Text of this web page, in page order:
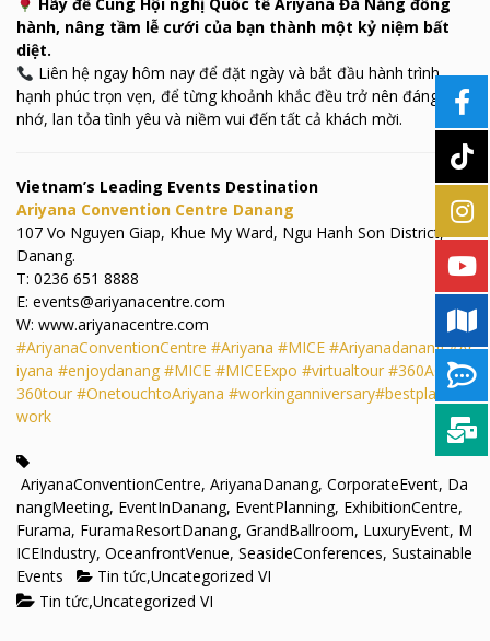
hành, nâng tầm lễ cưới của bạn thành một kỷ niệm bất
diệt.
Liên hệ ngay hôm nay để đặt ngày và bắt đầu hành trình
hạnh phúc trọn vẹn, để từng khoảnh khắc đều trở nên đáng
nhớ, lan tỏa tình yêu và niềm vui đến tất cả khách mời.
Vietnam’s Leading Events Destination
Ariyana Convention Centre Danang
107 Vo Nguyen Giap, Khue My Ward, Ngu Hanh Son District,
Danang.
T: 0236 651 8888
E: events@ariyanacentre.com
W: www.ariyanacentre.com
#AriyanaConventionCentre #Ariyana #MICE #Ariyanadanang #Ar
iyana #enjoydanang #MICE #MICEExpo #virtualtour #360ACC #
360tour #OnetouchtoAriyana #workinganniversary#bestplaceto
work
AriyanaConventionCentre, AriyanaDanang, CorporateEvent, Da
nangMeeting, EventInDanang, EventPlanning, ExhibitionCentre,
Furama, FuramaResortDanang, GrandBallroom, LuxuryEvent, M
ICEIndustry, OceanfrontVenue, SeasideConferences, Sustainable
Events
Tin tức,Uncategorized VI
Tin tức,Uncategorized VI